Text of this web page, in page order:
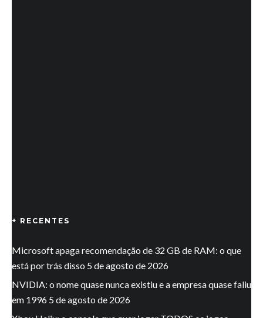
+ RECENTES
Microsoft apaga recomendação de 32 GB de RAM: o que
está por trás disso 5 de agosto de 2026
NVIDIA: o nome quase nunca existiu e a empresa quase faliu
em 1996 5 de agosto de 2026